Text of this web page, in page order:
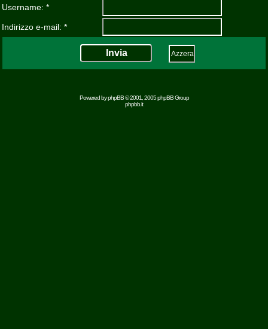
Username: *
Indirizzo e-mail: *
Powered byphpBB© 2001, 2005 phpBB Group
phpbb.it